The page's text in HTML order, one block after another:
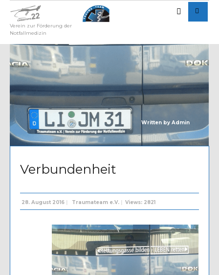
Verein zur Förderung der
Notfallmedizin
Written by Admin
Verbundenheit
28. August 2016 Traumateam e.V. Views: 2821